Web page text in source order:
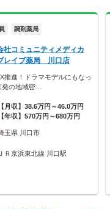
調剤薬局
社コミュニティメディカ
イブ薬局 川口店
推進！ドラマモデルにもなっ
発の地域密…
【月収】38.6万円～46.0万円
【年収】570万円～680万円
玉県 川口市
ＪＲ京浜東北線 川口駅